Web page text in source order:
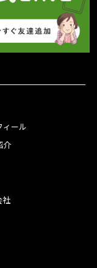
会加盟
13786号
ィール
介
社